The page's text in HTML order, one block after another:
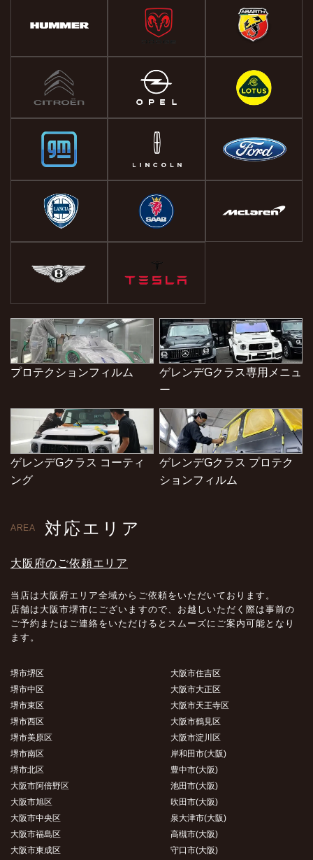
プロテクションフィルム
ゲレンデGクラス専用メニュ
ー
ゲレンデGクラス コーティ
ング
ゲレンデGクラス プロテク
ションフィルム
AREA 対応エリア
大阪府のご依頼エリア
当店は大阪府エリア全域からご依頼をいただいております。
店舗は大阪市堺市にございますので、お越しいただく際は事前の
ご予約またはご連絡をいただけるとスムーズにご案内可能となり
ます。
堺市堺区
堺市中区
堺市東区
堺市西区
堺市美原区
堺市南区
堺市北区
大阪市阿倍野区
大阪市旭区
大阪市中央区
大阪市福島区
大阪市東成区
大阪市住吉区
大阪市大正区
大阪市天王寺区
大阪市鶴見区
大阪市淀川区
岸和田市(大阪)
豊中市(大阪)
池田市(大阪)
吹田市(大阪)
泉大津市(大阪)
高槻市(大阪)
守口市(大阪)